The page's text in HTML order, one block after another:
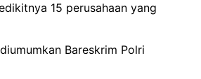
15 perusahaan yang
Bareskrim Polri